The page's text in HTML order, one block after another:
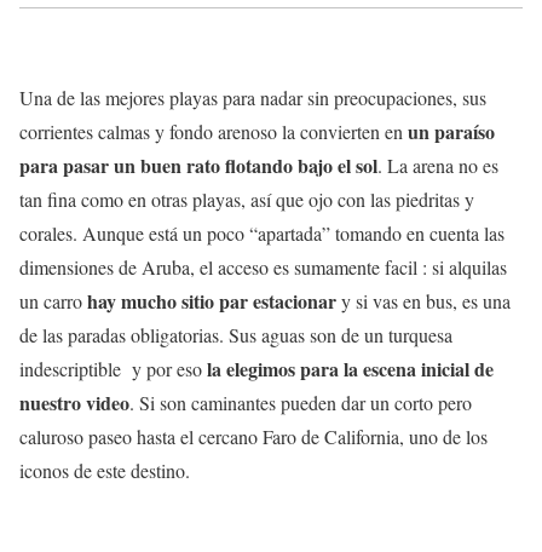
Una de las mejores playas para nadar sin preocupaciones, sus
corrientes calmas y fondo arenoso la convierten enun paraíso
para pasar un buen rato flotando bajo el sol. La arena no es
tan fina como en otras playas, así que ojo con las piedritas y
corales. Aunque está un poco “apartada” tomando en cuenta las
dimensiones de Aruba, el acceso es sumamente facil : si alquilas
un carrohay mucho sitio par estacionary si vas en bus, es una
de las paradas obligatorias. Sus aguas son de un turquesa
indescriptible y por esola elegimos para la escena inicial de
nuestro video. Si son caminantes pueden dar un corto pero
caluroso paseo hasta el cercano Faro de California, uno de los
iconos de este destino.